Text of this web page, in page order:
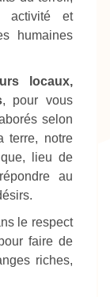
activité et
humaines
locaux,
, pour vous
selon
terre, notre
lieu de
au
le respect
faire de
riches,